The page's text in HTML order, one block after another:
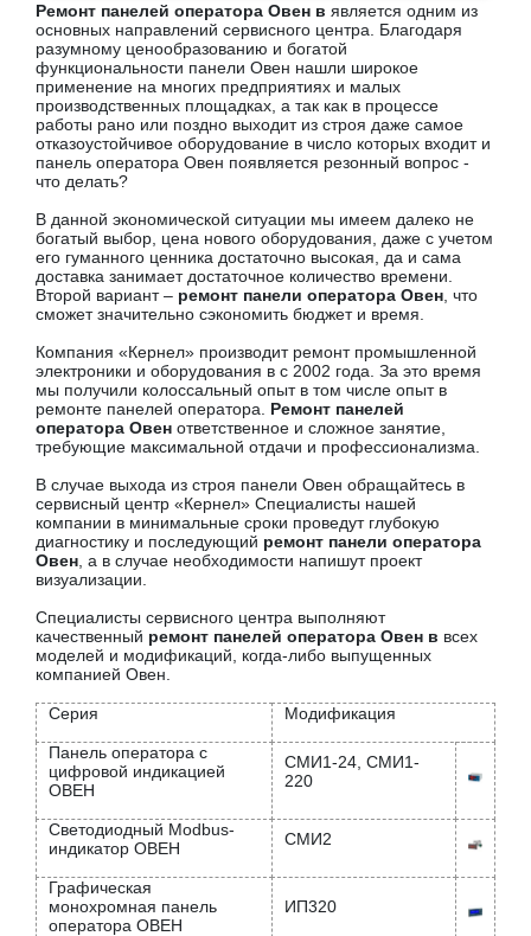
Ремонт панелей оператора Овен в является одним из
основных направлений сервисного центра. Благодаря
разумному ценообразованию и богатой
функциональности панели Овен нашли широкое
применение на многих предприятиях и малых
производственных площадках, а так как в процессе
работы рано или поздно выходит из строя даже самое
отказоустойчивое оборудование в число которых входит и
панель оператора Овен появляется резонный вопрос -
что делать?
В данной экономической ситуации мы имеем далеко не
богатый выбор, цена нового оборудования, даже с учетом
его гуманного ценника достаточно высокая, да и сама
доставка занимает достаточное количество времени.
Второй вариант – ремонт панели оператора Овен , что
сможет значительно сэкономить бюджет и время.
Компания «Кернел» производит ремонт промышленной
электроники и оборудования в с 2002 года. За это время
мы получили колоссальный опыт в том числе опыт в
ремонте панелей оператора. Ремонт панелей
оператора Овен ответственное и сложное занятие,
требующие максимальной отдачи и профессионализма.
В случае выхода из строя панели Овен обращайтесь в
сервисный центр «Кернел» Специалисты нашей
компании в минимальные сроки проведут глубокую
диагностику и последующий ремонт панели оператора
Овен , а в случае необходимости напишут проект
визуализации.
Специалисты сервисного центра выполняют
качественный ремонт панелей оператора Овен в всех
моделей и модификаций, когда-либо выпущенных
компанией Овен.
Серия Модификация
Панель оператора с
цифровой индикацией
ОВЕН
СМИ1-24, СМИ1-
220
Светодиодный Modbus-
индикатор ОВЕН
СМИ2
Графическая
монохромная панель
оператора ОВЕН
ИП320